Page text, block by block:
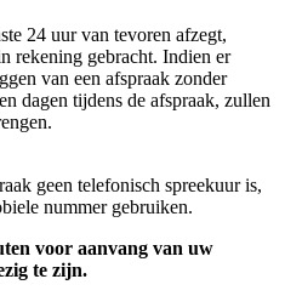
24 uur van tevoren afzegt,
rekening gebracht. Indien er
van een afspraak zonder
dagen tijdens de afspraak, zullen
geen telefonisch spreekuur is,
nummer gebruiken.
voor aanvang van uw
te zijn.